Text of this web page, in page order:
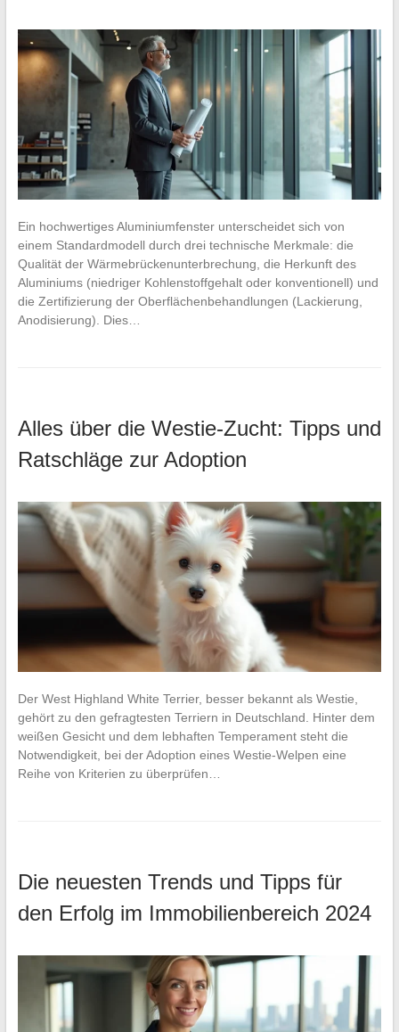
Ein hochwertiges Aluminiumfenster unterscheidet sich von
einem Standardmodell durch drei technische Merkmale: die
Qualität der Wärmebrückenunterbrechung, die Herkunft des
Aluminiums (niedriger Kohlenstoffgehalt oder konventionell) und
die Zertifizierung der Oberflächenbehandlungen (Lackierung,
Anodisierung). Dies…
Alles über die Westie-Zucht: Tipps und
Ratschläge zur Adoption
Der West Highland White Terrier, besser bekannt als Westie,
gehört zu den gefragtesten Terriern in Deutschland. Hinter dem
weißen Gesicht und dem lebhaften Temperament steht die
Notwendigkeit, bei der Adoption eines Westie-Welpen eine
Reihe von Kriterien zu überprüfen…
Die neuesten Trends und Tipps für
den Erfolg im Immobilienbereich 2024